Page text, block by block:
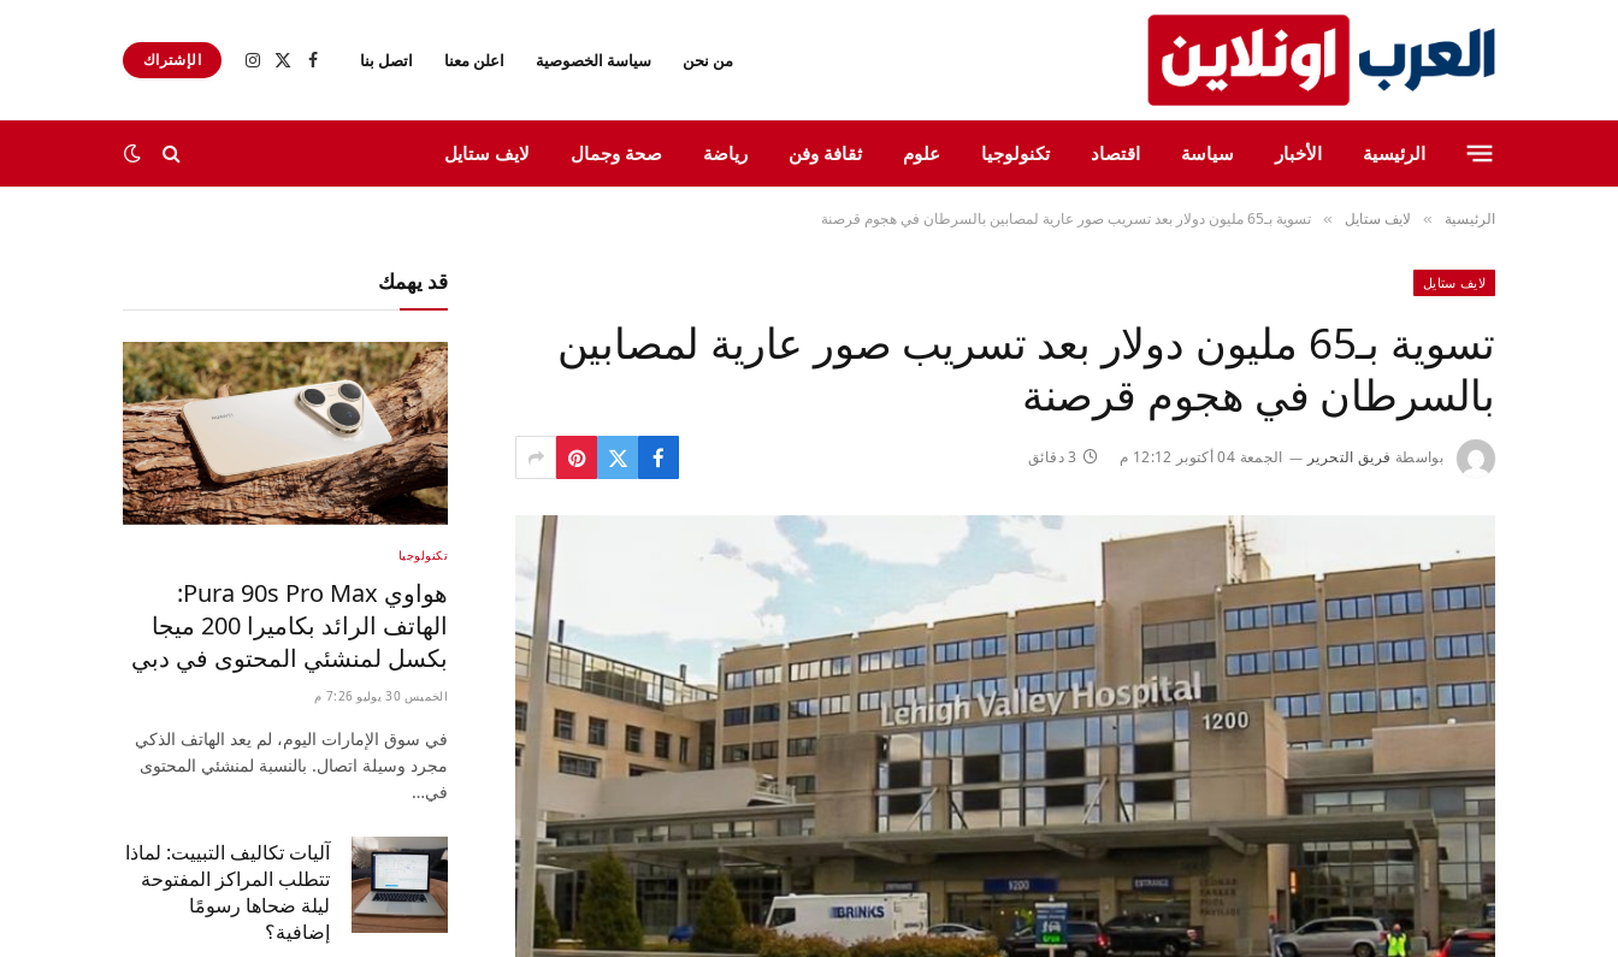
من نحن سياسة الخصوصية اعلن معنا اتصل بنا فيسبوك
X
الانستغرامالإشتراك
الرئيسية الأخبار سياسة اقتصاد تكنولوجيا علوم ثقافة وفن رياضة صحة وجمال لايف ستايل
الرئيسية » لايف ستايل » تسوية بـ65 مليون دولار بعد تسريب صور عارية لمصابين بالسرطان في هجوم قرصنة
لايف ستايل
تسوية بـ65 مليون دولار بعد تسريب صور عارية لمصابين
بالسرطان في هجوم قرصنة
بواسطة فريق التحرير الجمعة 04 أكتوبر 12:12 م 3 دقائق
قد يهمك
تكنولوجيا
هواوي Pura 90s Pro Max:
الهاتف الرائد بكاميرا 200 ميجا
بكسل لمنشئي المحتوى في دبي
الخميس 30 يوليو 7:26 م
في سوق الإمارات اليوم، لم يعد الهاتف الذكي
مجرد وسيلة اتصال. بالنسبة لمنشئي المحتوى
في…
آليات تكاليف التبييت: لماذا
تتطلب المراكز المفتوحة
ليلة ضحاها رسومًا
إضافية؟